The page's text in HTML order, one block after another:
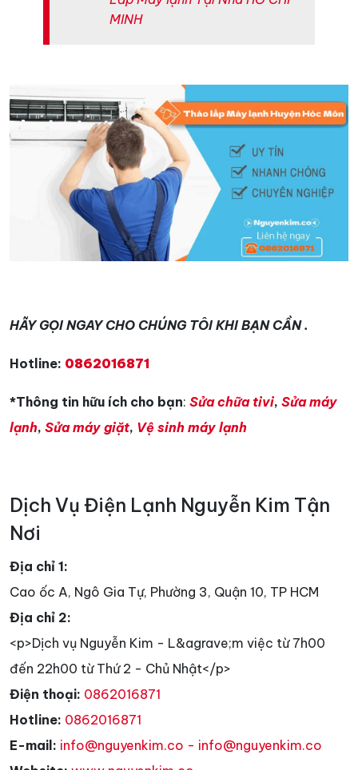
MINH
HÃY GỌI NGAY CHO CHÚNG TÔI KHI BẠN CẦN .
Hotline: 0862016871
*Thông tin hữu ích cho bạn: Sửa chữa tivi, Sửa máy
lạnh, Sửa máy giặt, Vệ sinh máy lạnh
Dịch Vụ Điện Lạnh Nguyễn Kim Tận
Nơi
Địa chỉ 1:
Cao ốc A, Ngô Gia Tự, Phường 3, Quận 10, TP HCM
Địa chỉ 2:
<p>Dịch vụ Nguyễn Kim - L&agrave;m việc từ 7h00
đến 22h00 từ Thứ 2 - Chủ Nhật</p>
Điện thoại: 0862016871
Hotline: 0862016871
E-mail: info@nguyenkim.co - info@nguyenkim.co